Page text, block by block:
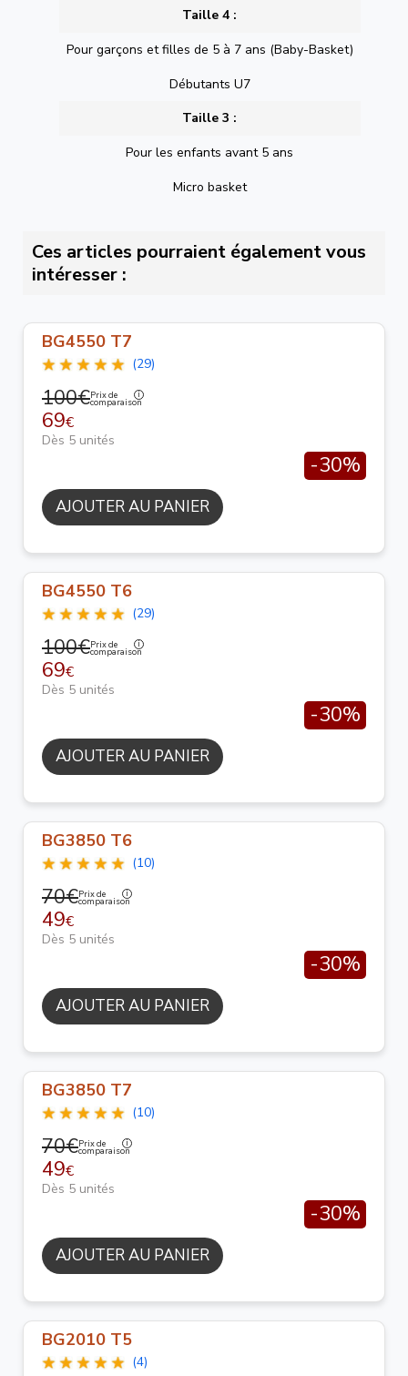
Taille 4 :
Pour garçons et filles de 5 à 7 ans (Baby-Basket)
Débutants U7
Taille 3 :
Pour les enfants avant 5 ans
Micro basket
Ces articles pourraient également vous
intéresser :
BG4550 T7
(29)
100€Prix de
comparaison
69€
Dès 5 unités
-30%
AJOUTER AU PANIER
BG4550 T6
(29)
100€Prix de
comparaison
69€
Dès 5 unités
-30%
AJOUTER AU PANIER
BG3850 T6
(10)
70€Prix de
comparaison
49€
Dès 5 unités
-30%
AJOUTER AU PANIER
BG3850 T7
(10)
70€Prix de
comparaison
49€
Dès 5 unités
-30%
AJOUTER AU PANIER
BG2010 T5
(4)